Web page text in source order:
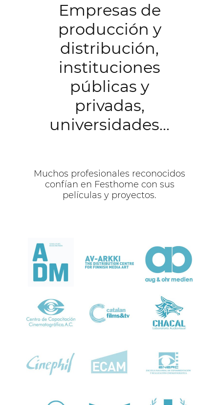
Empresas de
producción y
distribución,
instituciones
públicas y
privadas,
universidades...
Muchos profesionales reconocidos
confían en Festhome con sus
películas y proyectos.